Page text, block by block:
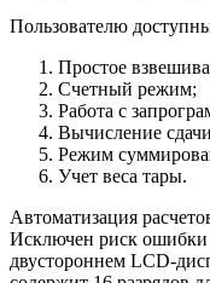
Пользователю
Простое
Счетный режим;
Работа с
Вычисление
Режим
Учет веса тары.
Автоматизация
Исключен риск ошибки
двустороннем LCD-